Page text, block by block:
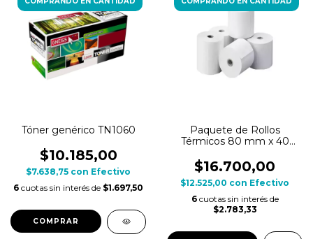
Tóner genérico TN1060
$10.185,00
$7.638,75 con Efectivo
6 cuotas sin interés de $1.697,50
Paquete de Rollos
Térmicos 80 mm x 40
$16.700,00
$12.525,00 con Efectivo
6 cuotas sin interés de
$2.783,33